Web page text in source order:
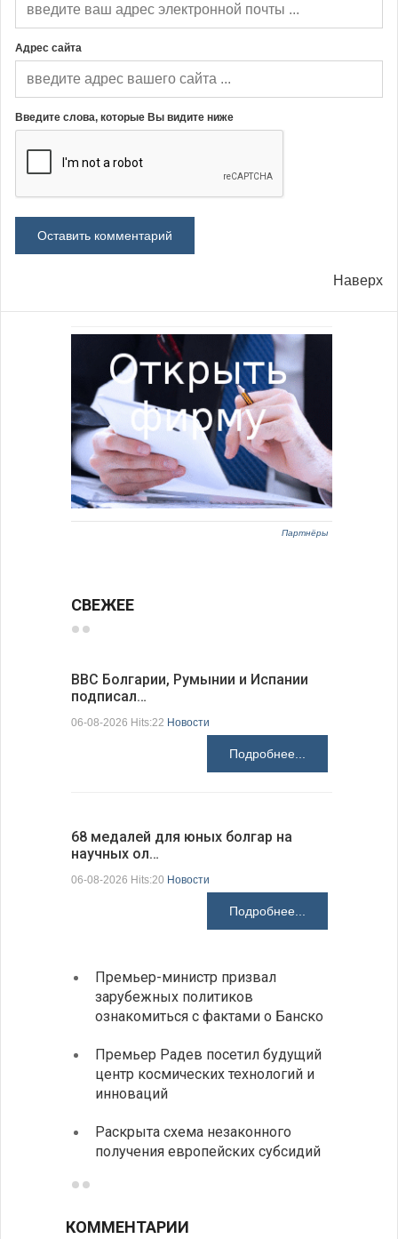
Адрес сайта
Введите слова, которые Вы видите ниже
Наверх
Партнёры
СВЕЖЕЕ
ВВС Болгарии, Румынии и Испании
подписал…
06-08-2026 Hits:22 Новости
Подробнее...
68 медалей для юных болгар на
научных ол…
06-08-2026 Hits:20 Новости
Подробнее...
Премьер-министр призвал
зарубежных политиков
ознакомиться с фактами о Банско
Премьер Радев посетил будущий
центр космических технологий и
инноваций
Раскрыта схема незаконного
получения европейских субсидий
КОММЕНТАРИИ